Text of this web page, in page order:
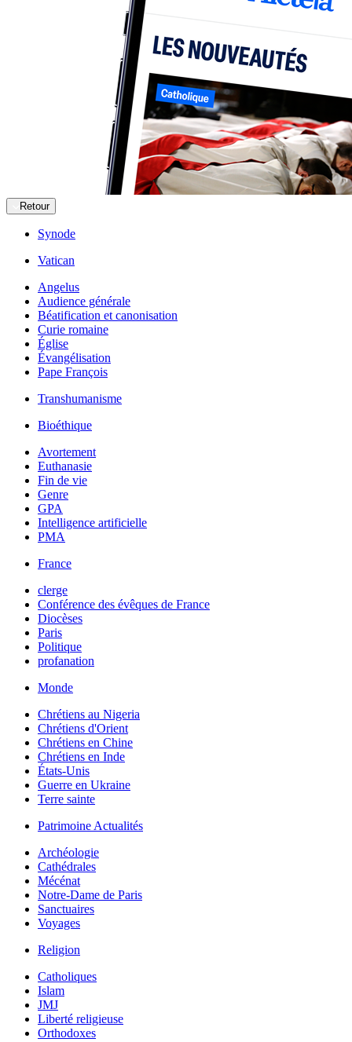
Retour
Synode
Vatican
Angelus
Audience générale
Béatification et canonisation
Curie romaine
Église
Évangélisation
Pape François
Transhumanisme
Bioéthique
Avortement
Euthanasie
Fin de vie
Genre
GPA
Intelligence artificielle
PMA
France
clerge
Conférence des évêques de France
Diocèses
Paris
Politique
profanation
Monde
Chrétiens au Nigeria
Chrétiens d'Orient
Chrétiens en Chine
Chrétiens en Inde
États-Unis
Guerre en Ukraine
Terre sainte
Patrimoine Actualités
Archéologie
Cathédrales
Mécénat
Notre-Dame de Paris
Sanctuaires
Voyages
Religion
Catholiques
Islam
JMJ
Liberté religieuse
Orthodoxes